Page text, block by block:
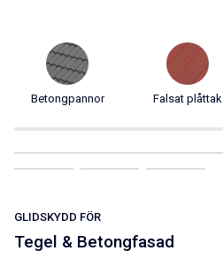
Betongpannor Falsat plåttak
GLIDSKYDD FÖR
Tegel & Betongfasad